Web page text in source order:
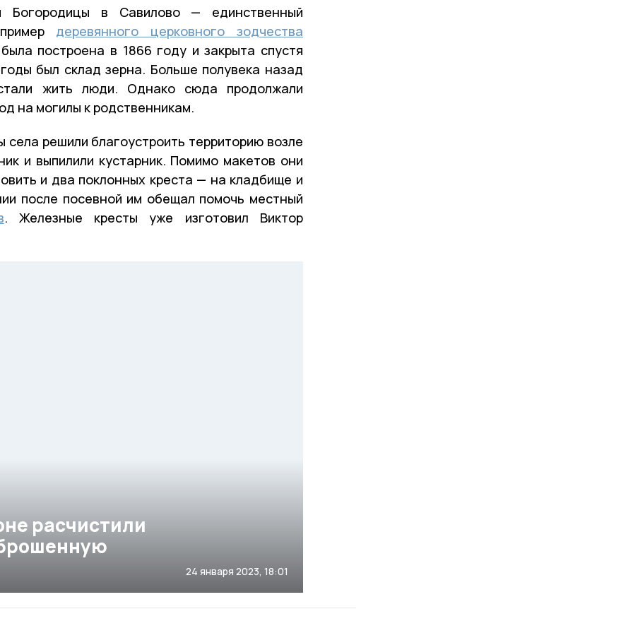
Богородицы в Савилово — единственный
деревянного церковного зодчества
построена в 1866 году и закрыта спустя
был склад зерна. Больше полувека назад
жить люди. Однако сюда продолжали
на могилы к родственникам.
решили благоустроить территорию возле
и выпилили кустарник. Помимо макетов они
и два поклонных креста — на кладбище и
после посевной им обещал помочь местный
. Железные кресты уже изготовил Виктор
расчистили
24 января 2023, 18:01